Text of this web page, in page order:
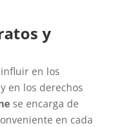
y
en los
en los derechos
se encarga de
en cada